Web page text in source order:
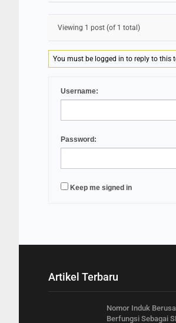
Viewing 1 post (of 1 total)
You must be logged in to reply to this
Username:
Password:
Keep me signed in
Artikel Terbaru
Nomor Induk
Berfungsi Sebagai